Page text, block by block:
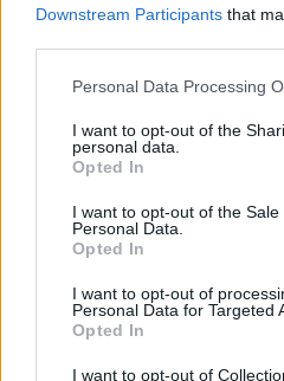
Downstream Participants that
Personal Data Processing
I want to opt-out of the
personal data.
Opted In
I want to opt-out of the Sale
Personal Data.
Opted In
I want to opt-out of
Personal Data for Targeted
Opted In
I want to opt-out of
Σχετικά Άρθρα